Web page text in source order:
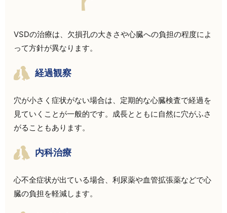
VSDの治療は、欠損孔の大きさや心臓への負担の程度によ
って方針が異なります。
経過観察
穴が小さく症状がない場合は、定期的な心臓検査で経過を
見ていくことが一般的です。成長とともに自然に穴がふさ
がることもあります。
内科治療
心不全症状が出ている場合、利尿薬や血管拡張薬などで心
臓の負担を軽減します。